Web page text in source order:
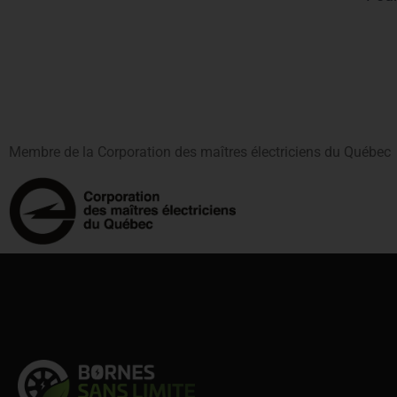
Membre de la Corporation des maîtres électriciens du Québec